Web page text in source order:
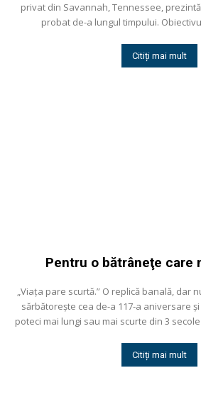
privat din Savannah, Tennessee,
probat de-a lungul timpului.
Citiți mai mult
Pentru o bătrâneţe care
„Viaţa pare scurtă.” O replică banală, dar
sărbătorește cea de-a 117-a aniversare
poteci mai lungi sau mai scurte din 3
Citiți mai mult